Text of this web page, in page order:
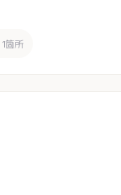
1箇所